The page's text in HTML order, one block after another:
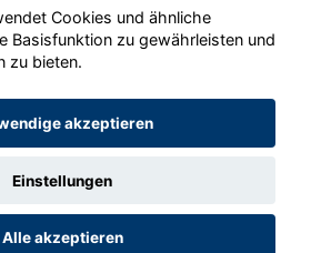
GmbH 2020 - 2026
Cookies und ähnliche
Basisfunktion zu gewährleisten und
zu bieten.
akzeptieren
Einstellungen
Alle akzeptieren